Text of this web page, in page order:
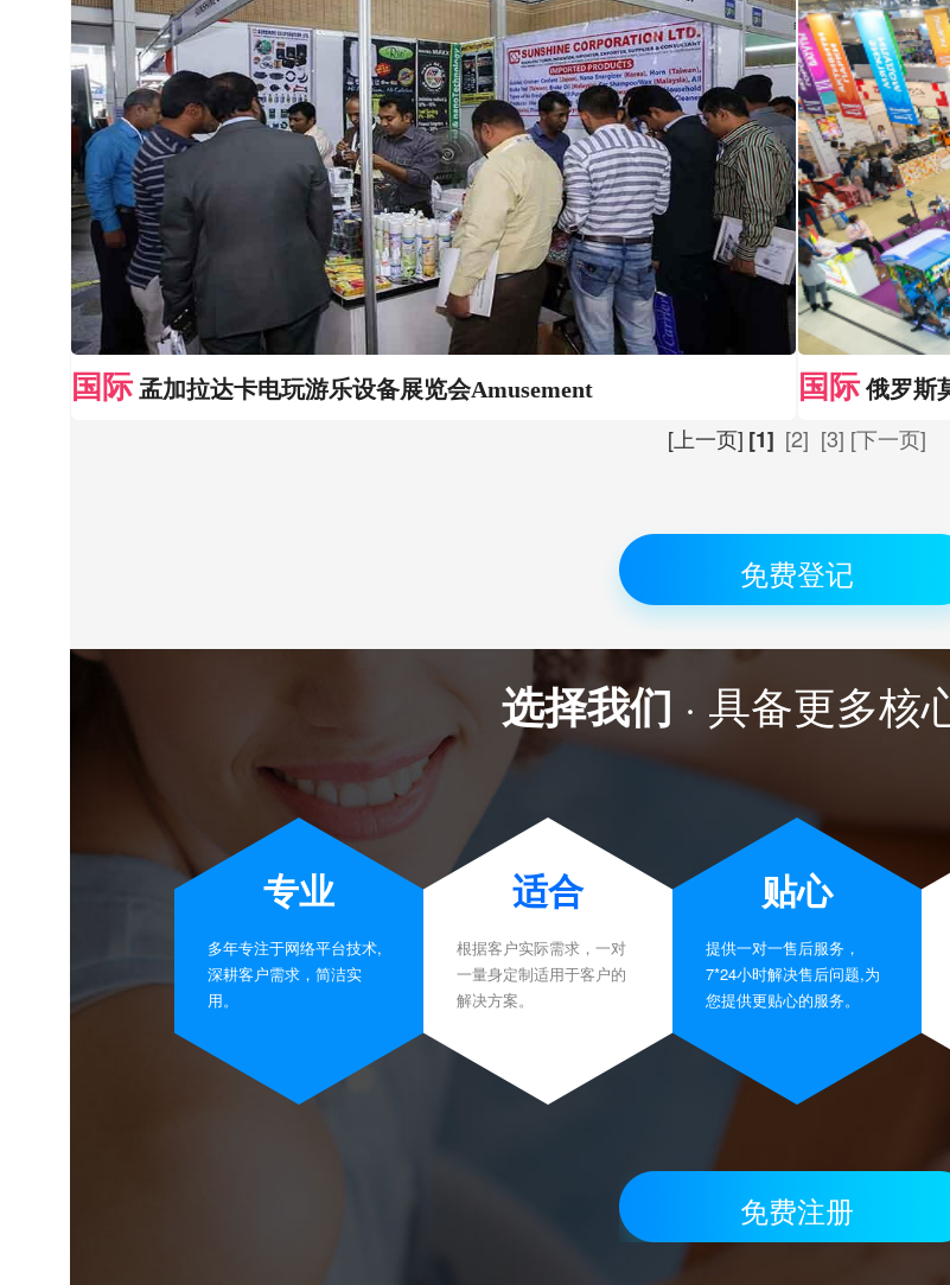
国际 孟加拉达卡电玩游乐设备展览会Amusement 国际 俄罗斯
[上一页] [1] [2] [3] [下一页]
免费登记
选择我们 · 具备更多核
专业
多年专注于网络平台技术,
深耕客户需求，简洁实
用。
适合
根据客户实际需求，一对
一量身定制适用于客户的
解决方案。
贴心
提供一对一售后服务，
7*24小时解决售后问题,为
您提供更贴心的服务。
免费注册